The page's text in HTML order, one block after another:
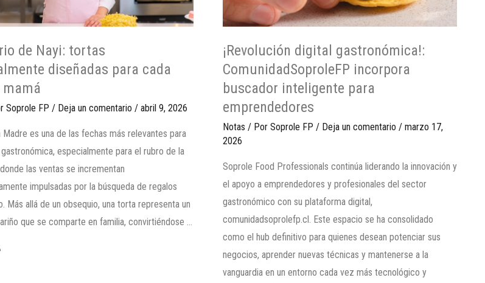
de Nayi: tortas
diseñadas para cada
Soprole FP / Deja un comentario /abril 9, 2026
Madre es una de las fechas más relevantes para
especialmente para el rubro de la
las ventas se incrementan
impulsadas por la búsqueda de regalos
Más allá de un obsequio, una torta representa un
que se comparte en familia, convirtiéndose …
¡Revolución digital gastronómica!:
ComunidadSoproleFP incorpora
buscador inteligente para
emprendedores
Notas / Por Soprole FP / Deja un comentario / marzo 17,
2026
Soprole Food Professionals continúa liderando la innovación y
el apoyo a emprendedores y profesionales del sector
gastronómico con su plataforma digital,
comunidadsoprolefp.cl. Este espacio se ha consolidado
como el hub definitivo para quienes desean potenciar sus
negocios, aprender nuevas técnicas y mantenerse a la
vanguardia en un entorno cada vez más tecnológico y